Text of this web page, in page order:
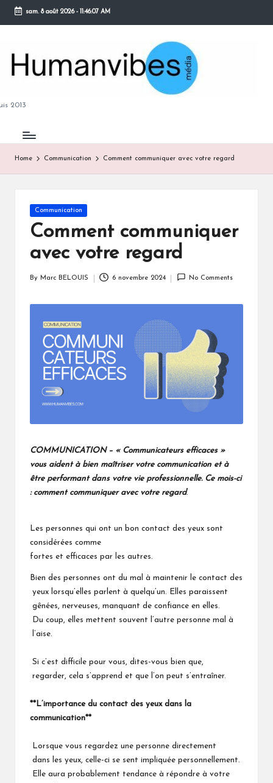
Skip
content
sam. 8 août 2026- 11:46:08 AM
2013
Home Communication Comment communiquer avec votre regard
Posted
Communication
Comment communiquer
avec votre regard
By Marc BELOUIS 6 novembre 2024 No Comments
COMMUNICATION – « Communicateurs efficaces »
vous aident à bien maîtriser votre communication et à
être performant dans votre vie professionnelle. Ce mois-ci
: comment communiquer avec votre regard.
Les personnes qui ont un bon contact des yeux sont
considérées comme
fortes et efficaces par les autres.
Bien des personnes ont du mal à maintenir le contact des
yeux lorsqu’elles parlent à quelqu’un. Elles paraissent
gênées, nerveuses, manquant de confiance en elles.
Du coup, elles mettent souvent l’autre personne mal à
l’aise.
Si c’est difficile pour vous, dites-vous bien que,
regarder, cela s’apprend et que l’on peut s’entraîner.
**L’importance du contact des yeux dans la
communication**
Lorsque vous regardez une personne directement
dans les yeux, celle-ci se sent impliquée personnellement.
Elle aura probablement tendance à répondre à votre